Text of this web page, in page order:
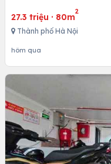
27.3 triệu · 80m
2
Thành phố Hà Nội
hôm qua